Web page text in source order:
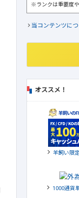
※ランクは重要度
当コンテンツに
オススメ！
羊飼い限
1000通貨